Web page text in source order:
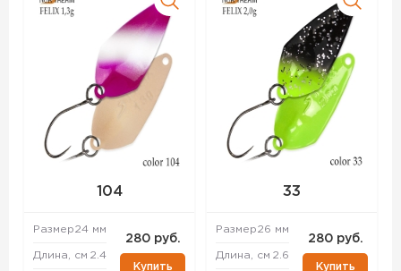
104
Размер24 мм
Длина, см 2.4
280 руб.
Купить
33
Размер26 мм
Длина, см 2.6
280 руб.
Купить